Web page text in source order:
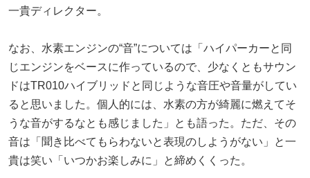
一貴ディレクター。
なお、水素エンジンの“音”については「ハイパーカーと同
じエンジンをベースに作っているので、少なくともサウン
ドはTR010ハイブリッドと同じような音圧や音量がしてい
ると思いました。個人的には、水素の方が綺麗に燃えてそ
うな音がするなとも感じました」とも語った。ただ、その
音は「聞き比べてもらわないと表現のしようがない」と一
貴は笑い「いつかお楽しみに」と締めくくった。